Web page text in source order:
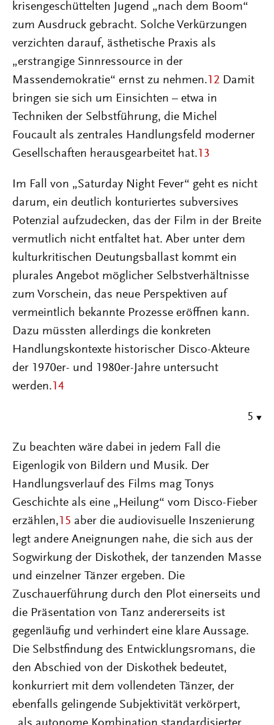
krisengeschüttelten Jugend „nach dem Boom“
zum Ausdruck gebracht. Solche Verkürzungen
verzichten darauf, ästhetische Praxis als
„erstrangige Sinnressource in der
Massendemokratie“ ernst zu nehmen. 12 Damit
bringen sie sich um Einsichten – etwa in
Techniken der Selbstführung, die Michel
Foucault als zentrales Handlungsfeld moderner
Gesellschaften herausgearbeitet hat. 13
Im Fall von „Saturday Night Fever“ geht es nicht
darum, ein deutlich konturiertes subversives
Potenzial aufzudecken, das der Film in der Breite
vermutlich nicht entfaltet hat. Aber unter dem
kulturkritischen Deutungsballast kommt ein
plurales Angebot möglicher Selbstverhältnisse
zum Vorschein, das neue Perspektiven auf
vermeintlich bekannte Prozesse eröffnen kann.
Dazu müssten allerdings die konkreten
Handlungskontexte historischer Disco-Akteure
der 1970er- und 1980er-Jahre untersucht
werden. 14
5
Zu beachten wäre dabei in jedem Fall die
Eigenlogik von Bildern und Musik. Der
Handlungsverlauf des Films mag Tonys
Geschichte als eine „Heilung“ vom Disco-Fieber
erzählen, 15 aber die audiovisuelle Inszenierung
legt andere Aneignungen nahe, die sich aus der
Sogwirkung der Diskothek, der tanzenden Masse
und einzelner Tänzer ergeben. Die
Zuschauerführung durch den Plot einerseits und
die Präsentation von Tanz andererseits ist
gegenläufig und verhindert eine klare Aussage.
Die Selbstfindung des Entwicklungsromans, die
den Abschied von der Diskothek bedeutet,
konkurriert mit dem vollendeten Tänzer, der
ebenfalls gelingende Subjektivität verkörpert,